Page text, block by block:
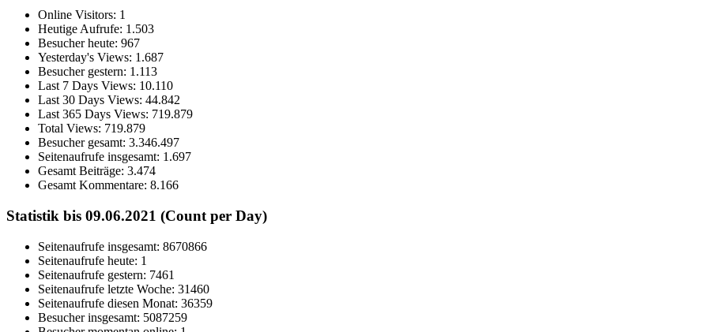
Online Visitors: 1
Heutige Aufrufe: 1.503
Besucher heute: 967
Yesterday's Views: 1.687
Besucher gestern: 1.113
Last 7 Days Views: 10.110
Last 30 Days Views: 44.842
Last 365 Days Views: 719.879
Total Views: 719.879
Besucher gesamt: 3.346.497
Seitenaufrufe insgesamt: 1.697
Gesamt Beiträge: 3.474
Gesamt Kommentare: 8.166
Statistik bis 09.06.2021 (Count per Day)
Seitenaufrufe insgesamt: 8670866
Seitenaufrufe heute: 1
Seitenaufrufe gestern: 7461
Seitenaufrufe letzte Woche: 31460
Seitenaufrufe diesen Monat: 36359
Besucher insgesamt: 5087259